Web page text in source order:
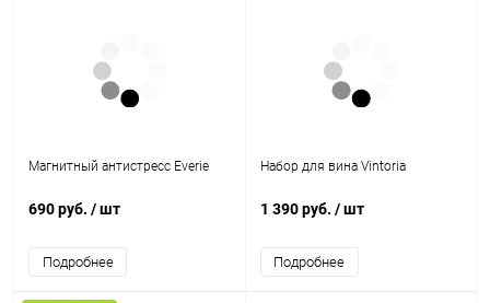
Магнитный антистресс Everie
690 руб. / шт
Подробнее
Набор для вина Vintoria
1 390 руб. / шт
Подробнее